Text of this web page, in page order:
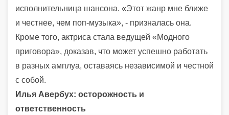
исполнительница шансона. «Этот жанр мне ближе
и честнее, чем поп-музыка», - призналась она.
Кроме того, актриса стала ведущей «Модного
приговора», доказав, что может успешно работать
в разных амплуа, оставаясь независимой и честной
с собой.
Илья Авербух: осторожность и
ответственность